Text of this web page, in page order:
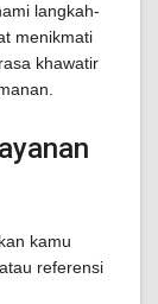
langkah-
menikmati
khawatir
kamu
referensi